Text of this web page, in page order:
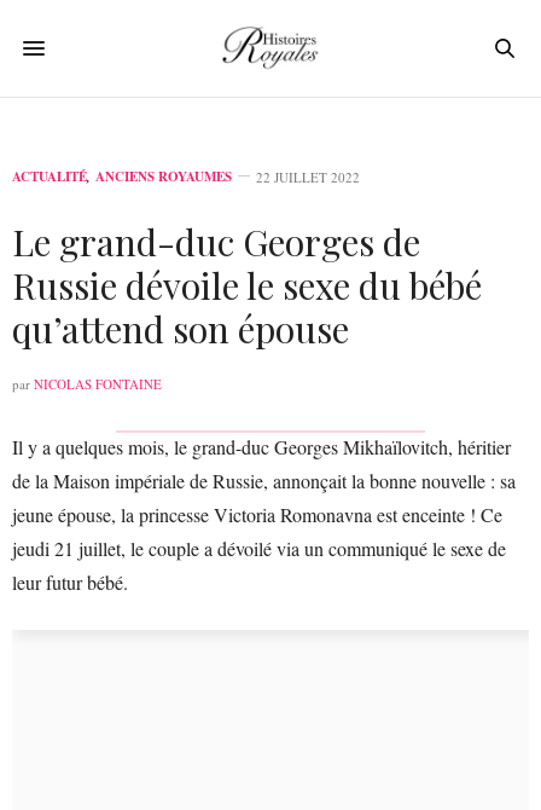
ACTUALITÉ, ANCIENS ROYAUMES 22 JUILLET 2022
Le grand-duc Georges de
Russie dévoile le sexe du bébé
qu’attend son épouse
par NICOLAS FONTAINE
Il y a quelques mois, le grand-duc Georges Mikhaïlovitch, héritier
de la Maison impériale de Russie, annonçait la bonne nouvelle : sa
jeune épouse, la princesse Victoria Romonavna est enceinte ! Ce
jeudi 21 juillet, le couple a dévoilé via un communiqué le sexe de
leur futur bébé.